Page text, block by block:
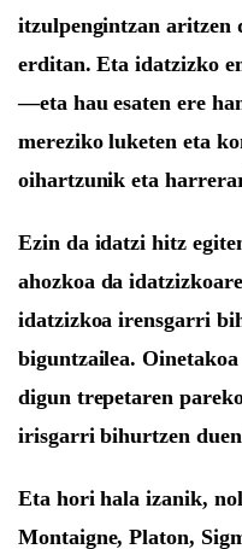
itzulpengintzan
erditan.Eta idatzizko
—eta hau esaten ere
mereziko luketen eta
oihartzunik eta
Ezin da idatzi hitz
ahozkoa da
idatzizkoa irensgarri
biguntzailea.O
digun trepetaren
irisgarri bihurtzen
Eta hori hala izanik,
Montaigne, Platon,